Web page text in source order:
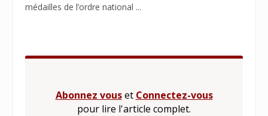
médailles de l’ordre national ...
Abonnez vouset Connectez-vous
pour lire l'article complet.